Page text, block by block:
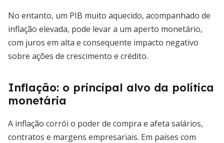
No entanto, um PIB muito aquecido, acompanhado de
inflação elevada, pode levar a um aperto monetário,
com juros em alta e consequente impacto negativo
sobre ações de crescimento e crédito.
Inflação: o principal alvo da política
monetária
A inflação corrói o poder de compra e afeta salários,
contratos e margens empresariais. Em países com